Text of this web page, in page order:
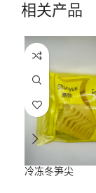
相关产品
冷冻冬笋尖